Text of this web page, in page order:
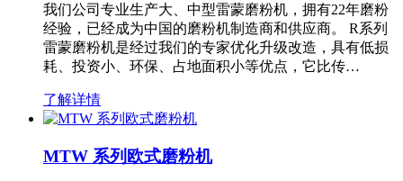
我们公司专业生产大、中型雷蒙磨粉机，拥有22年磨粉
经验，已经成为中国的磨粉机制造商和供应商。 R系列
雷蒙磨粉机是经过我们的专家优化升级改造，具有低损
耗、投资小、环保、占地面积小等优点，它比传…
了解详情
MTW 系列欧式磨粉机